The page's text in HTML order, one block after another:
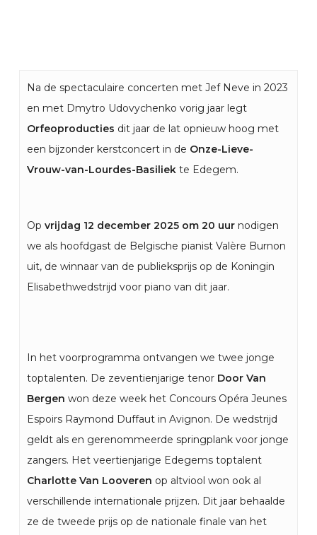
Na de spectaculaire concerten met Jef Neve in 2023
en met Dmytro Udovychenko vorig jaar legt
Orfeoproducties dit jaar de lat opnieuw hoog met
een bijzonder kerstconcert in de Onze-Lieve-
Vrouw-van-Lourdes-Basiliekte Edegem.
Op vrijdag 12 december 2025 om 20 uur nodigen
we als hoofdgast de Belgische pianist Valère Burnon
uit, de winnaar van de publieksprijs op de Koningin
Elisabethwedstrijd voor piano van dit jaar.
In het voorprogramma ontvangen we twee jonge
toptalenten. De zeventienjarige tenor Door Van
Bergen won deze week het Concours Opéra Jeunes
Espoirs Raymond Duffaut in Avignon. De wedstrijd
geldt als en gerenommeerde springplank voor jonge
zangers. Het veertienjarige Edegems toptalent
Charlotte Van Looveren op altviool won ook al
verschillende internationale prijzen. Dit jaar behaalde
ze de tweede prijs op de nationale finale van het